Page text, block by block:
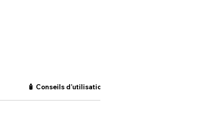
🧴 Conseils d’utilisation